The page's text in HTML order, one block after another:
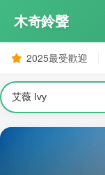
木奇鈴聲
2025最受歡迎